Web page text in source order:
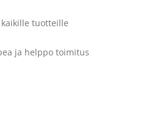
tuotteille
ja helppo toimitus